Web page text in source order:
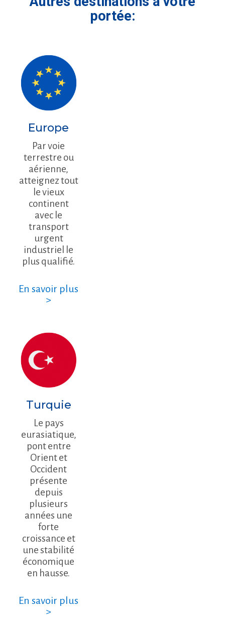
portée:
Europe
Par voie
terrestre ou
aérienne,
atteignez tout
le vieux
continent
avec le
transport
urgent
industriel le
plus qualifié.
En savoir plus
>
Turquie
Le pays
eurasiatique,
pont entre
Orient et
Occident
présente
depuis
plusieurs
années une
forte
croissance et
une stabilité
économique
en hausse.
En savoir plus
>